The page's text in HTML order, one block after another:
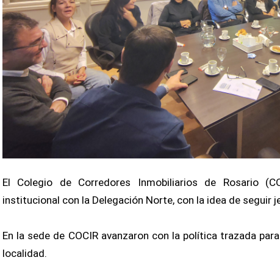
El Colegio de Corredores Inmobiliarios de Rosario
institucional con la Delegación Norte, con la idea de seguir
En la sede de COCIR avanzaron con la política trazada
localidad.